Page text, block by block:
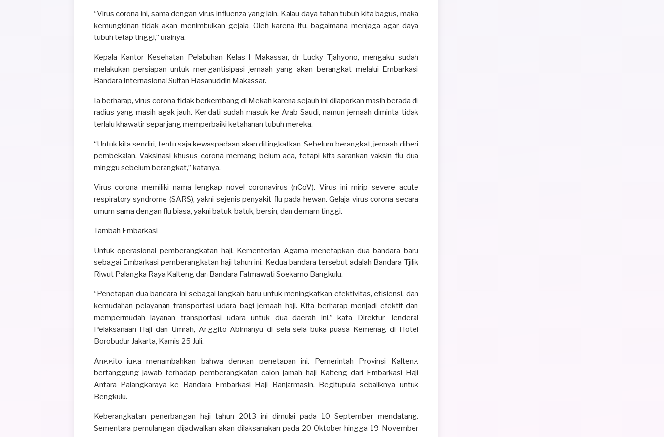
“Virus corona ini, sama dengan virus influenza yang lain. Kalau daya tahan tubuh kita bagus, maka
kemungkinan tidak akan menimbulkan gejala. Oleh karena itu, bagaimana menjaga agar daya
tubuh tetap tinggi,” urainya.
Kepala Kantor Kesehatan Pelabuhan Kelas I Makassar, dr Lucky Tjahyono, mengaku sudah
melakukan persiapan untuk mengantisipasi jemaah yang akan berangkat melalui Embarkasi
Bandara Internasional Sultan Hasanuddin Makassar.
Ia berharap, virus corona tidak berkembang di Mekah karena sejauh ini dilaporkan masih berada di
radius yang masih agak jauh. Kendati sudah masuk ke Arab Saudi, namun jemaah diminta tidak
terlalu khawatir sepanjang memperbaiki ketahanan tubuh mereka.
“Untuk kita sendiri, tentu saja kewaspadaan akan ditingkatkan. Sebelum berangkat, jemaah diberi
pembekalan. Vaksinasi khusus corona memang belum ada, tetapi kita sarankan vaksin flu dua
minggu sebelum berangkat,” katanya.
Virus corona memiliki nama lengkap novel coronavirus (nCoV). Virus ini mirip severe acute
respiratory syndrome (SARS), yakni sejenis penyakit flu pada hewan. Gelaja virus corona secara
umum sama dengan flu biasa, yakni batuk-batuk, bersin, dan demam tinggi.
Tambah Embarkasi
Untuk operasional pemberangkatan haji, Kementerian Agama menetapkan dua bandara baru
sebagai Embarkasi pemberangkatan haji tahun ini. Kedua bandara tersebut adalah Bandara Tjilik
Riwut Palangka Raya Kalteng dan Bandara Fatmawati Soekarno Bangkulu.
“Penetapan dua bandara ini sebagai langkah baru untuk meningkatkan efektivitas, efisiensi, dan
kemudahan pelayanan transportasi udara bagi jemaah haji. Kita berharap menjadi efektif dan
mempermudah layanan transportasi udara untuk dua daerah ini,” kata Direktur Jenderal
Pelaksanaan Haji dan Umrah, Anggito Abimanyu di sela-sela buka puasa Kemenag di Hotel
Borobudur Jakarta, Kamis 25 Juli.
Anggito juga menambahkan bahwa dengan penetapan ini, Pemerintah Provinsi Kalteng
bertanggung jawab terhadap pemberangkatan calon jamah haji Kalteng dari Embarkasi Haji
Antara Palangkaraya ke Bandara Embarkasi Haji Banjarmasin. Begitupula sebaliknya untuk
Bengkulu.
Keberangkatan penerbangan haji tahun 2013 ini dimulai pada 10 September mendatang.
Sementara pemulangan dijadwalkan akan dilaksanakan pada 20 Oktober hingga 19 November